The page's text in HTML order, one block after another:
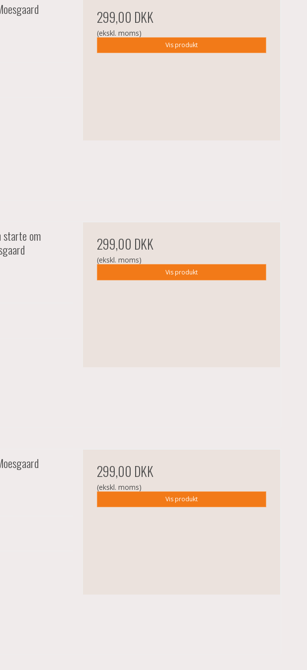
299,00 DKK
(ekskl. moms)
Vis produkt
starte om
299,00 DKK
(ekskl. moms)
Vis produkt
299,00 DKK
(ekskl. moms)
Vis produkt